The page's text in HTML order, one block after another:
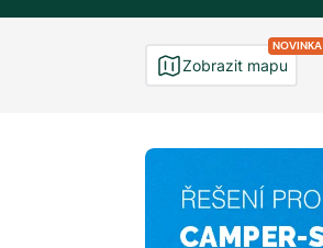
NOVINKA
Zobrazit mapu